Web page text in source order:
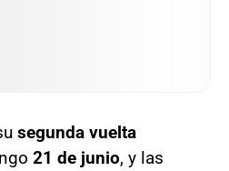
segunda vuelta
21 de junio, y las